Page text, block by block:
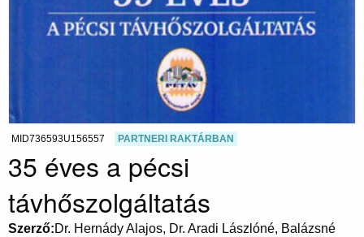
MID736593U156557 PARTNERI RAKTÁRBAN
35 éves a pécsi
távhőszolgáltatás
Szerző Dr. Hernády Alajos, Dr. Aradi Lászlóné, Balázsné